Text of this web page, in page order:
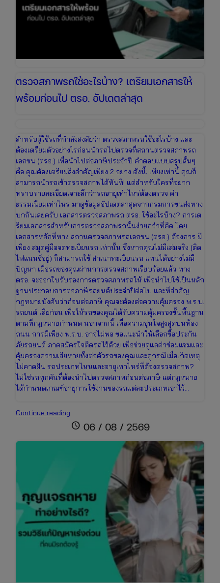
คน
ต้อง
ตรวจสภาพรถใช้อะไรบ้าง? เตรียมเอกสารให้
พร้อมก่อนไป ตรอ. อัปเดตล่าสุด
สำหรับผู้ใช้รถที่กำลังสงสัยว่า ตรวจสภาพรถใช้อะไรบ้าง และ
ต้องเตรียมตัวอย่างไรก่อนนำรถไปตรวจที่สถานตรวจสภาพรถ
เอกชน (ตรอ.) เพื่อนำไปต่อภาษีประจำปี คำตอบแบบสรุปสั้นๆ
คือ คุณต้องเตรียมสิ่งสำคัญเพียง 2 อย่าง ดังนี้: เพียงเท่านี้ คุณก็
สามารถนำรถเข้าตรวจสภาพได้ทันที! แต่สำหรับใครที่อยาก
ทราบรายละเอียดเจาะลึกว่ารถอายุเท่าไหร่ต้องตรวจ ค่า
ธรรมเนียมเท่าไหร่ มาดูข้อมูลอัปเดตล่าสุดจากกรมการขนส่งทาง
บกกันเลยครับ เอกสารตรวจสภาพรถ ตรอ. ใช้อะไรบ้าง? การเต
รียมเอกสารสำหรับการตรวจสภาพรถนั้นง่ายกว่าที่คิด โดย
เอกสารหลักที่ทาง สถานตรวจสภาพรถเอกชน (ตรอ.) ต้องการ มี
เพียง สมุดคู่มือจดทะเบียนรถ เท่านั้น ซึ่งหากคุณไม่มีเล่มจริง (ติด
ไฟแนนซ์อยู่) ก็สามารถใช้ สำเนาทะเบียนรถ แทนได้อย่างไม่มี
ปัญหา เมื่อรถของคุณผ่านการตรวจสภาพเรียบร้อยแล้ว ทาง
ตรอ. จะออกใบรับรองการตรวจสภาพรถให้ เพื่อนำไปใช้เป็นหลัก
ฐานประกอบการต่อภาษีรถยนต์ประจำปีต่อไป และที่สำคัญ
กฎหมายบังคับว่าก่อนต่อภาษี คุณจะต้องต่อความคุ้มครอง พ.ร.บ.
รถยนต์ เสียก่อน เพื่อให้รถของคุณได้รับความคุ้มครองขั้นพื้นฐาน
ตามที่กฎหมายกำหนด นอกจากนี้ เพื่อความอุ่นใจสูงสุดบนท้อง
ถนน การมีเพียง พ.ร.บ. อาจไม่พอ ขอแนะนำให้เลือกซื้อประกัน
ภัยรถยนต์ ภาคสมัครใจติดรถไว้ด้วย เพื่อช่วยดูแลค่าซ่อมแซมและ
คุ้มครองความเสียหายทั้งต่อตัวรถของคุณและคู่กรณีเมื่อเกิดเหตุ
ไม่คาดฝัน รถประเภทไหนและอายุเท่าไหร่ที่ต้องตรวจสภาพ?
ไม่ใช่รถทุกคันที่ต้องนำไปตรวจสภาพก่อนต่อภาษี แต่กฎหมาย
ได้กำหนดเกณฑ์อายุการใช้งานของรถแต่ละประเภทเอาไว้…
Continue reading
สภาพ
ให้
พร้อม
ก่อน
ไป
ตรอ.
schedule 06 / 08 / 2569